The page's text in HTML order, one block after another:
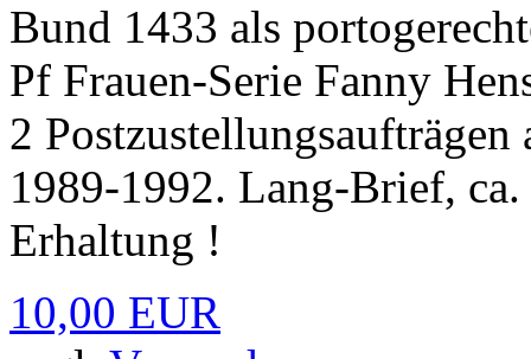
Bund 1433 als
Pf Frauen-Serie Fanny
2
1989-1992. Lang-Brief,
Erhaltung !
10,00 EUR